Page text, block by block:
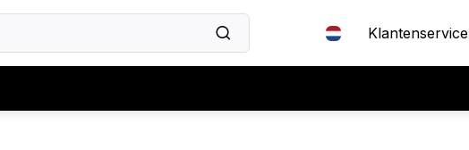
Klantenservice